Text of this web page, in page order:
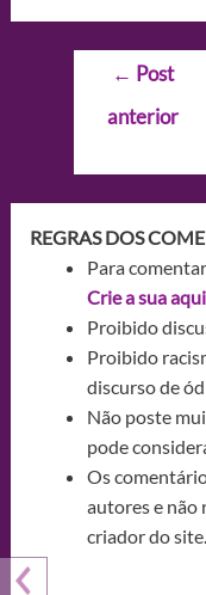
Navegação
Post
← Post
anterior
REGRAS DOS
Para
Crie a sua
Proibido
Proibido
discurso de
Não poste
pode
Os
autores e não
criador do site.